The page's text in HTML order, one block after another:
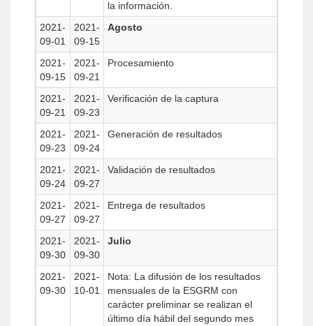
la información.
2021-
09-01
2021-
09-15
Agosto
2021-
09-15
2021-
09-21
Procesamiento
2021-
09-21
2021-
09-23
Verificación de la captura
2021-
09-23
2021-
09-24
Generación de resultados
2021-
09-24
2021-
09-27
Validación de resultados
2021-
09-27
2021-
09-27
Entrega de resultados
2021-
09-30
2021-
09-30
Julio
2021-
09-30
2021-
10-01
Nota: La difusión de los resultados
mensuales de la ESGRM con
carácter preliminar se realizan el
último día hábil del segundo mes